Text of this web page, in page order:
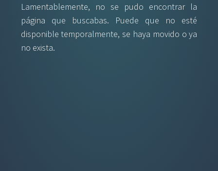
Lamentablemente, no se pudo encontrar la
página que buscabas. Puede que no esté
disponible temporalmente, se haya movido o ya
no exista.